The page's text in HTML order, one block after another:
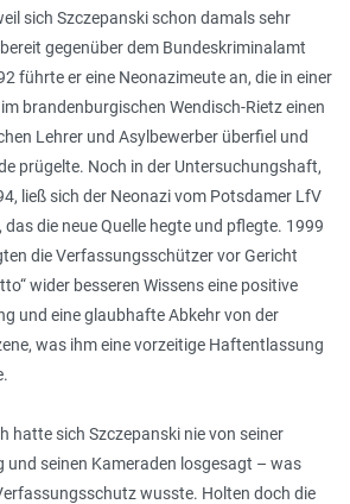
sich Szczepanski schon damals sehr
gegenüber dem Bundeskriminalamt
führte er eine Neonazimeute an, die in einer
brandenburgischen Wendisch-Rietz einen
Lehrer und Asylbewerber überfiel und
prügelte. Noch in der Untersuchungshaft,
ließ sich der Neonazi vom Potsdamer LfV
das die neue Quelle hegte und pflegte. 1999
die Verfassungsschützer vor Gericht
wider besseren Wissens eine positive
und eine glaubhafte Abkehr von der
was ihm eine vorzeitige Haftentlassung
hatte sich Szczepanski nie von seiner
und seinen Kameraden losgesagt – was
wusste. Holten doch die